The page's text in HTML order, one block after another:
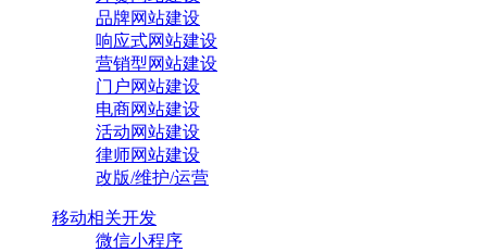
品牌网站建设
响应式网站建设
营销型网站建设
门户网站建设
电商网站建设
活动网站建设
律师网站建设
改版/维护/运营
移动相关开发
微信小程序